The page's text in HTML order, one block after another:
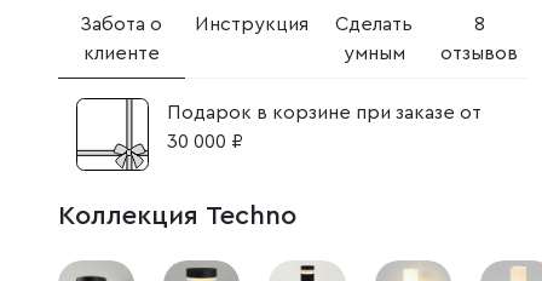
Забота о
клиенте
Инструкция
Сделать
умным
8
отзывов
Подарок в корзине при заказе от
30 000 ₽
Коллекция Techno